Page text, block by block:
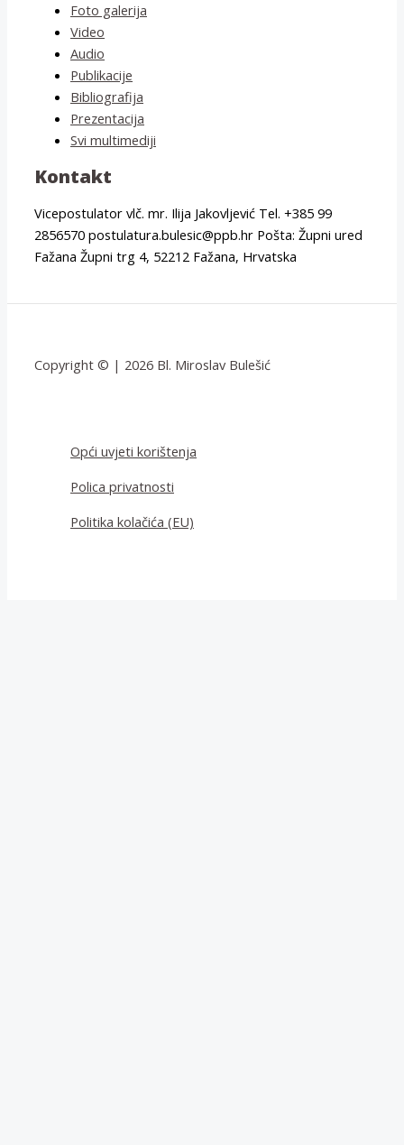
Foto galerija
Video
Audio
Publikacije
Bibliografija
Prezentacija
Svi multimediji
Kontakt
Vicepostulator vlč. mr. Ilija Jakovljević Tel. +385 99
2856570 postulatura.bulesic@ppb.hr Pošta: Župni ured
Fažana Župni trg 4, 52212 Fažana, Hrvatska
Copyright © | 2026 Bl. Miroslav Bulešić
Opći uvjeti korištenja
Polica privatnosti
Politika kolačića (EU)